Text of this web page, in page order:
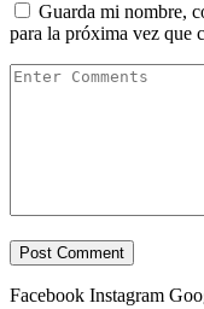
Guarda mi nombre,
para la próxima vez que
Facebook Instagram